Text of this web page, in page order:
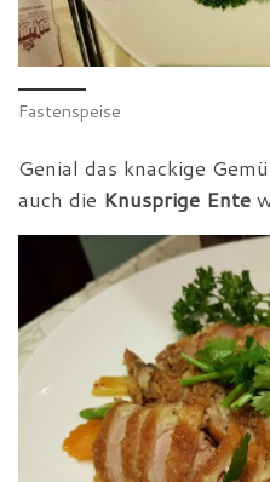
Fastenspeise
Genial das knackige
auch die Knusprige Ente